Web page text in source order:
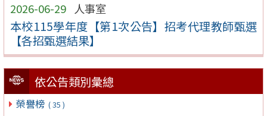
2026-06-29 人事室
本校115學年度【第1次公告】招考代理教師甄選
【各招甄選結果】
依公告類別彙總
榮譽榜 ( 35 )